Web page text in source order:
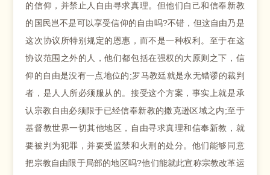
的信仰，并禁止人自由寻求真理。但他们自己和信奉新教
的国民岂不是可以享受信仰的自由吗?不错，但这自由乃是
这次协议所特别规定的恩惠，而不是一种权利。至于在这
协议范围之外的人，他们都包括在强权的大原则之下，信
仰的自由是没有一点地位的;罗马教廷就是永无错谬的裁判
者，是人人所必须服从的。接受这个方案，事实上就是承
认宗教自由必须限于已经信奉新教的撒克逊区域之内;至于
基督教世界一切其他地区，自由寻求真理和信奉新教，就
要被判为犯罪，并要受监禁和火刑的处分。他们能够同意
把宗教自由限于局部的地区吗?他们能就此宣称宗教改革运